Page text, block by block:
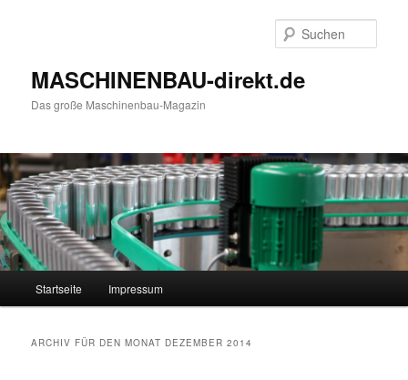
MASCHINENBAU-direkt.de
Das große Maschinenbau-Magazin
Zum Inhalt wechseln
Zum sekundären Inhalt wechseln
Startseite Impressum
ARCHIV FÜR DEN MONAT DEZEMBER 2014